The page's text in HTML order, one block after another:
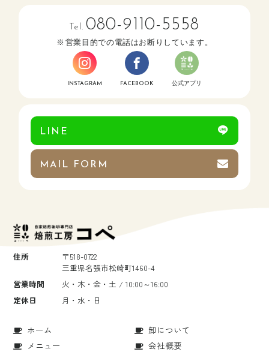
Tel. 080-9110-5558
営業目的での電話はお断りしています。
INSTAGRAM FACEBOOK 公式アプリ
LINE
MAIL FORM
住所
〒518-0722
三重県名張市松崎町1460-4
営業時間
火・木・金・土 / 10:00～16:00
定休日
月・水・日
ホーム
メニュー
卸について
会社概要